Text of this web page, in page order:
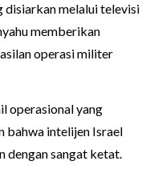
disiarkan melalui televisi
memberikan
operasi militer
operasional yang
bahwa intelijen Israel
dengan sangat ketat.